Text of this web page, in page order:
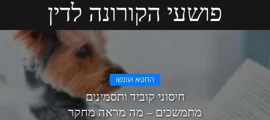
פושעי הקורונה לדין
החטא ועונשו
חיסוני קוביד ותסמינים
מתמשכים – מה מראה מחקר